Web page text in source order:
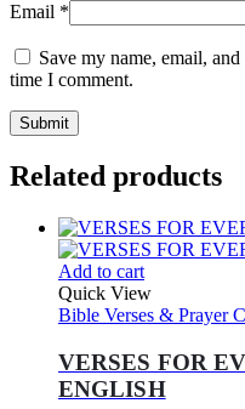
Email *
Save my name, email,
time I comment.
Related products
Add to cart
Quick View
Bible Verses & Prayer
VERSES FOR
ENGLISH